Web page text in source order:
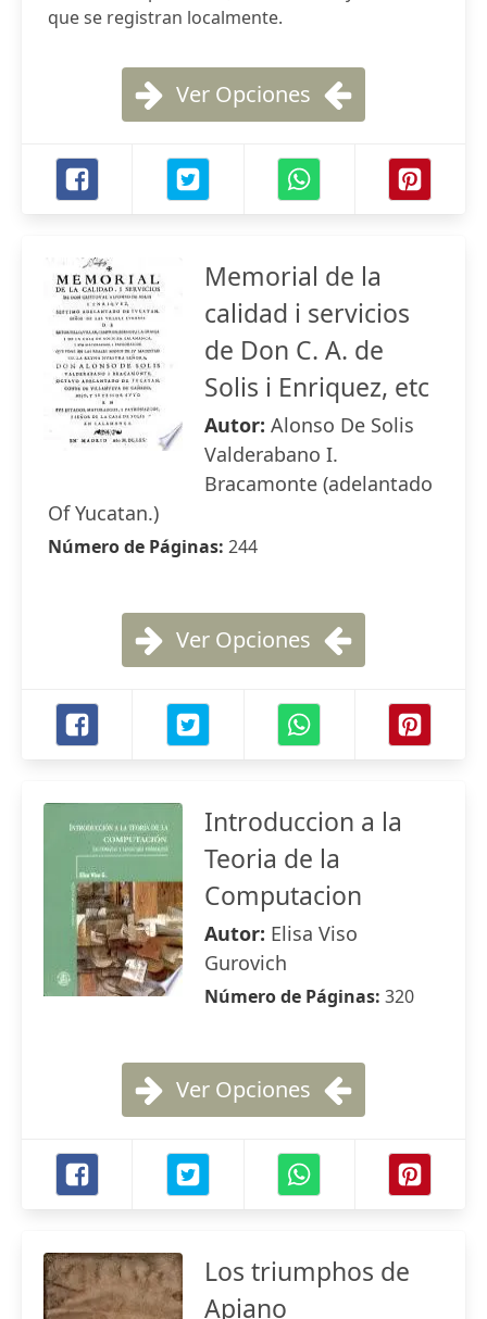
que se registran localmente.
Ver Opciones
Memorial de la
calidad i servicios
de Don C. A. de
Solis i Enriquez, etc
Autor: Alonso De Solis
Valderabano I.
Bracamonte (adelantado
Of Yucatan.)
Número de Páginas: 244
Ver Opciones
Introduccion a la
Teoria de la
Computacion
Autor: Elisa Viso
Gurovich
Número de Páginas: 320
Ver Opciones
Los triumphos de
Apiano